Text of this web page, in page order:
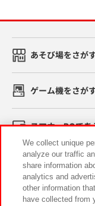
あそび場をさが
ゲーム機をさが
スマホ・PCであ
イベント・キャ
We collect unique
analyze our traffic
share information
analytics and
other information
have collected from